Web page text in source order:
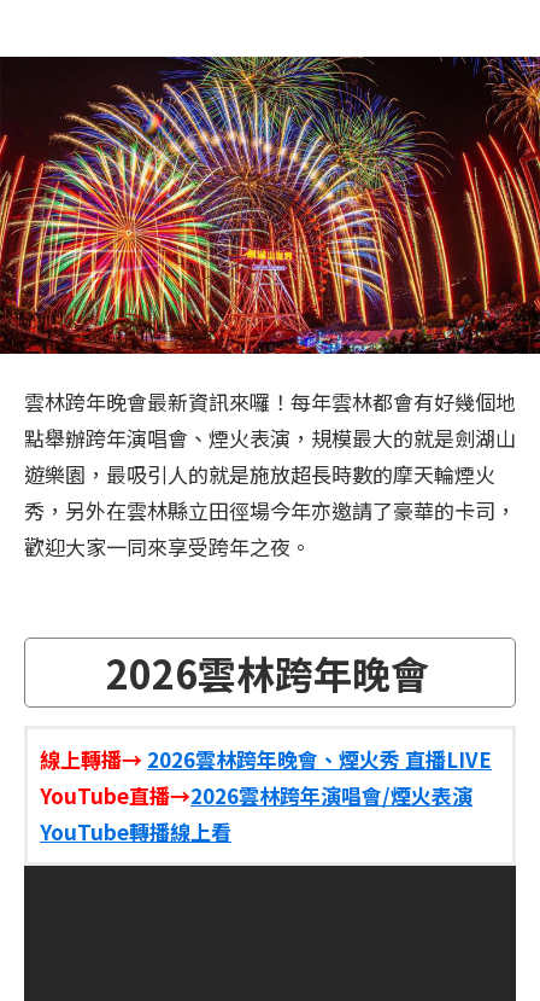
雲林跨年晚會最新資訊來囉！每年雲林都會有好幾個地
點舉辦跨年演唱會、煙火表演，規模最大的就是劍湖山
遊樂園，最吸引人的就是施放超長時數的摩天輪煙火
秀，另外在雲林縣立田徑場今年亦邀請了豪華的卡司，
歡迎大家一同來享受跨年之夜。
2026雲林跨年晚會
線上轉播→ 2026雲林跨年晚會、煙火秀 直播LIVE
YouTube直播→2026雲林跨年演唱會/煙火表演
YouTube轉播線上看